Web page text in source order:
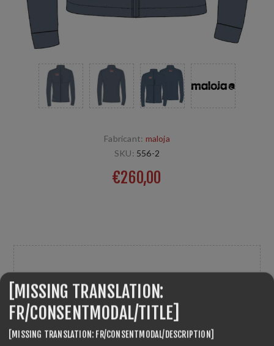
Fabricant: maloja
SKU: 556-2
€260,00
TAILLE*
[MISSING TRANSLATION:
FR/CONSENTMODAL/TITLE]
[MISSING TRANSLATION: FR/CONSENTMODAL/DESCRIPTION]